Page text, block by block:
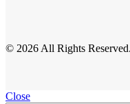
© 2026 All Rights
Close